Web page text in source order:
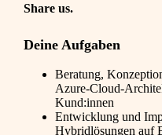
Share us.
Deine Aufgaben
Beratung,
Azure-Cloud-
Kund:innen
Entwicklung und
Hybridlösungen auf